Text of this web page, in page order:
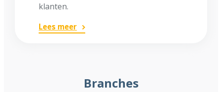
klanten.
Lees meer
Branches